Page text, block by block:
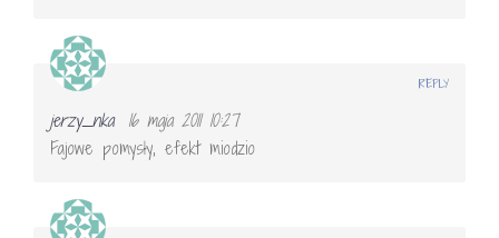
jerzy_nka
16 maja 2011 10:27
Fajowe pomysły, efekt miodzio
REPLY